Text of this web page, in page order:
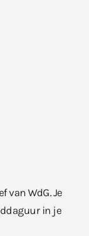
van WdG. Je
in je